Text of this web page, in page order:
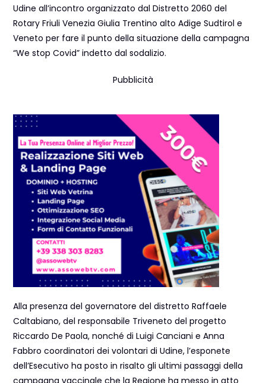
Udine all’incontro organizzato dal Distretto 2060 del
Rotary Friuli Venezia Giulia Trentino alto Adige Sudtirol e
Veneto per fare il punto della situazione della campagna
“We stop Covid” indetto dal sodalizio.
Pubblicità
Alla presenza del governatore del distretto Raffaele
Caltabiano, del responsabile Triveneto del progetto
Riccardo De Paola, nonché di Luigi Canciani e Anna
Fabbro coordinatori dei volontari di Udine, l’esponete
dell’Esecutivo ha posto in risalto gli ultimi passaggi della